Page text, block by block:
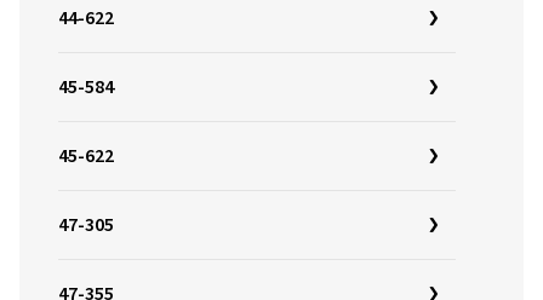
44-622
45-584
45-622
47-305
47-355